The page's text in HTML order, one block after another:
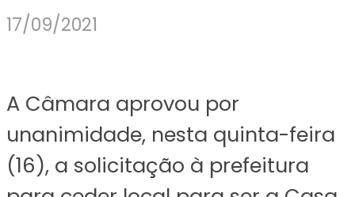
17/09/2021
A Câmara aprovou por
unanimidade, nesta quinta-feira
(16), a solicitação à prefeitura